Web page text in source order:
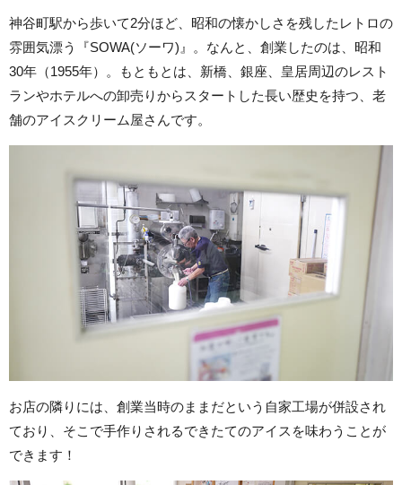
神谷町駅から歩いて2分ほど、昭和の懐かしさを残したレトロの
雰囲気漂う『SOWA(ソーワ)』。なんと、創業したのは、昭和
30年（1955年）。もともとは、新橋、銀座、皇居周辺のレスト
ランやホテルへの卸売りからスタートした長い歴史を持つ、老
舗のアイスクリーム屋さんです。
お店の隣りには、創業当時のままだという自家工場が併設され
ており、そこで手作りされるできたてのアイスを味わうことが
できます！